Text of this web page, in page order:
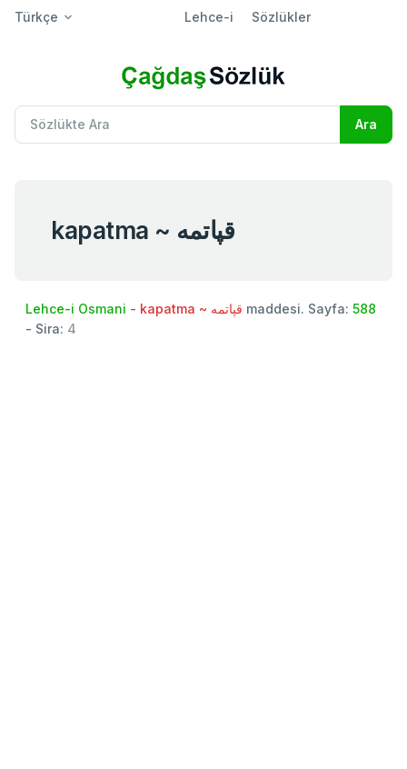
Türkçe Lehce-i Sözlükler
kapatma ~ قپاتمه
Lehce-i Osmani - kapatma ~ قپاتمه maddesi. Sayfa: 588
- Sira: 4